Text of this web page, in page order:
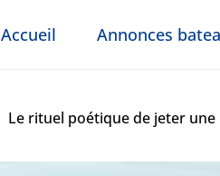
Accueil Annonces
Le rituel poétique de jeter